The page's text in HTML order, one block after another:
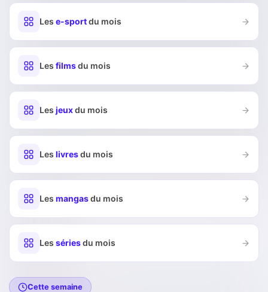
Les e-sportdu mois
Les filmsdu mois
Les jeuxdu mois
Les livresdu mois
Les mangasdu mois
Les sériesdu mois
Cette semaine